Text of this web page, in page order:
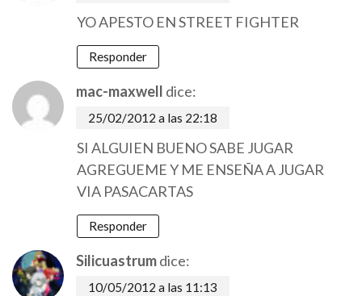
YO APESTO EN STREET FIGHTER
Responder
mac-maxwell dice:
25/02/2012 a las 22:18
SI ALGUIEN BUENO SABE JUGAR
AGREGUEME Y ME ENSEÑA A JUGAR
VIA PASACARTAS
Responder
Silicuastrumdice:
10/05/2012 a las 11:13